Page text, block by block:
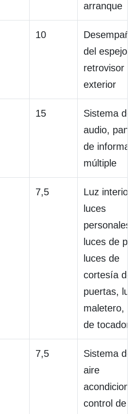
arranque
10
del espejo
retrovisor
exterior
15
Sistema de
audio,
de
múltiple
7,5
Luz interior,
luces
personales,
luces de
luces de
cortesía de
puertas,
maletero,
de tocador
7,5
Sistema de
aire
control de